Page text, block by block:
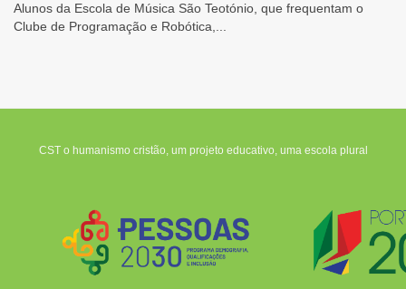
Alunos da Escola de Música São Teotónio, que frequentam o
Clube de Programação e Robótica,...
CST o humanismo cristão, um projeto educativo, uma escola plural